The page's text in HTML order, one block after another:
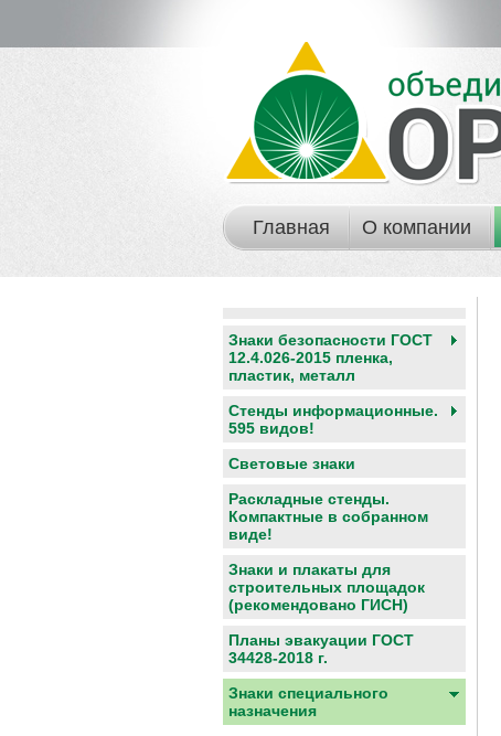
Главная О компании
Знаки безопасности ГОСТ
12.4.026-2015 пленка,
пластик, металл
Стенды информационные.
595 видов!
Световые знаки
Раскладные стенды.
Компактные в собранном
виде!
Знаки и плакаты для
строительных площадок
(рекомендовано ГИСН)
Планы эвакуации ГОСТ
34428-2018 г.
Знаки специального
назначения